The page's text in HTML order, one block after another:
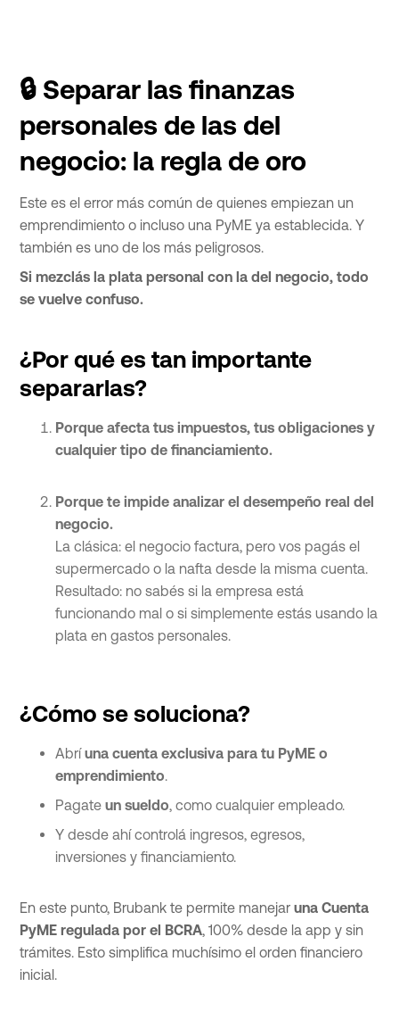
🔒 Separar las finanzas
personales de las del
negocio: la regla de oro
Este es el error más común de quienes empiezan un
emprendimiento o incluso una PyME ya establecida. Y
también es uno de los más peligrosos.
Si mezclás la plata personal con la del negocio, todo
se vuelve confuso.
¿Por qué es tan importante
separarlas?
Porque afecta tus impuestos, tus obligaciones y
cualquier tipo de financiamiento.
Porque te impide analizar el desempeño real del
negocio.
La clásica: el negocio factura, pero vos pagás el
supermercado o la nafta desde la misma cuenta.
Resultado: no sabés si la empresa está
funcionando mal o si simplemente estás usando la
plata en gastos personales.
¿Cómo se soluciona?
Abríuna cuenta exclusiva para tu PyME o
emprendimiento.
Pagateun sueldo, como cualquier empleado.
Y desde ahí controlá ingresos, egresos,
inversiones y financiamiento.
En este punto, Brubank te permite manejaruna Cuenta
PyME regulada por el BCRA, 100% desde la app y sin
trámites. Esto simplifica muchísimo el orden financiero
inicial.